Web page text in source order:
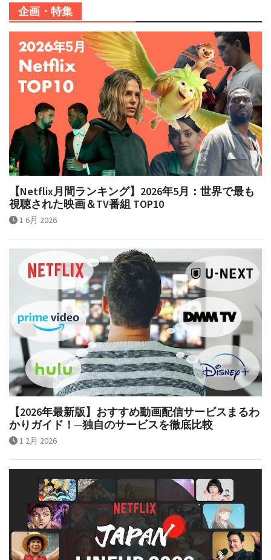
企画・特集
【Netflix月間ランキング】2026年5月：世界で最も
視聴された映画＆TV番組 TOP10
1 6月 2026
【2026年最新版】おすすめ動画配信サービスまるわ
かりガイド！─独自のサービスを徹底比較
1 2月 2026